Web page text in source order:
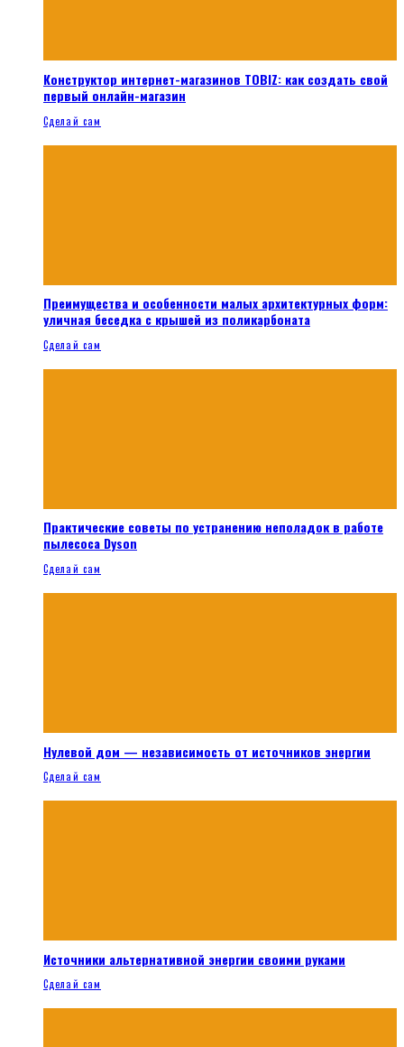
Конструктор интернет-магазинов TOBIZ: как создать свой
первый онлайн-магазин
Сделай сам
Преимущества и особенности малых архитектурных форм:
уличная беседка с крышей из поликарбоната
Сделай сам
Практические советы по устранению неполадок в работе
пылесоса Dyson
Сделай сам
Нулевой дом — независимость от источников энергии
Сделай сам
Источники альтернативной энергии своими руками
Сделай сам